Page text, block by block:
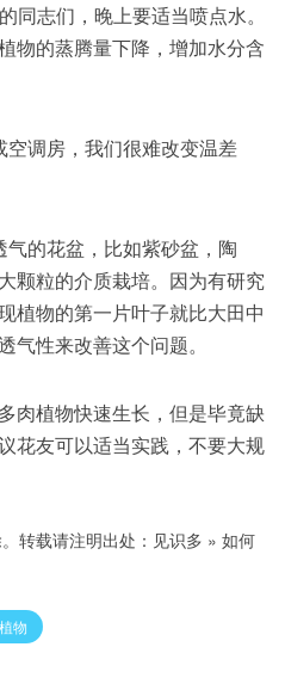
同志们，晚上要适当喷点水。
物的蒸腾量下降，增加水分含
调房，我们很难改变温差
的花盆，比如紫砂盆，陶
颗粒的介质栽培。因为有研究
植物的第一片叶子就比大田中
气性来改善这个问题。
肉植物快速生长，但是毕竟缺
花友可以适当实践，不要大规
转载请注明出处： 见识多 » 如何
物